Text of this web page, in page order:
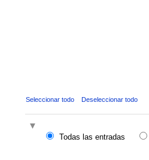
Seleccionar todo Deseleccionar todo
Todas las entradas